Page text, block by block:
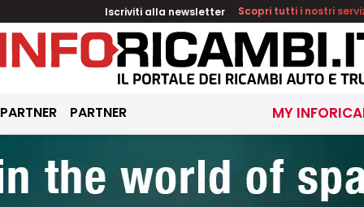
Iscriviti alla newsletter Scopri tutti i nostri
PARTNER MY